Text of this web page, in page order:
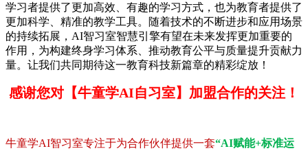
学习者提供了更加高效、有趣的学习方式，也为教育者提供了
更加科学、精准的教学工具。随着技术的不断进步和应用场景
的持续拓展，AI智习室智慧引擎有望在未来发挥更加重要的
作用，为构建终身学习体系、推动教育公平与质量提升贡献力
量。让我们共同期待这一教育科技新篇章的精彩绽放！
感谢您对【牛童学AI自习室】加盟合作的关注！
牛童学AI智习室专注于为合作伙伴提供一套“AI赋能+标准运